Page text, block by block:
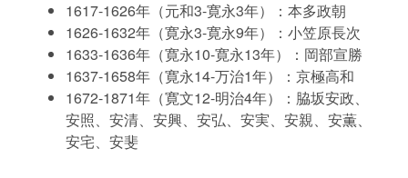
1617-1626年（元和3-寛永3年）：本多政朝
1626-1632年（寛永3-寛永9年）：小笠原長次
1633-1636年（寛永10-寛永13年）：岡部宣勝
1637-1658年（寛永14-万治1年）：京極高和
1672-1871年（寛文12-明治4年）：脇坂安政、
安照、安清、安興、安弘、安実、安親、安薫、
安宅、安斐